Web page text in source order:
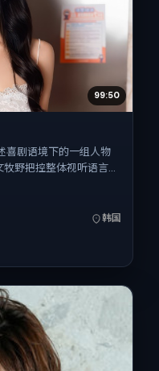
99:50
喜剧语境下的一组人物
野把控整体视听语言，
孔刘的表演层次丰富。
线与网络平台，春季档
韩国